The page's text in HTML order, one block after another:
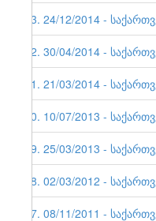
23. 24/12/2014 -
22. 30/04/2014 -
21. 21/03/2014 -
20. 10/07/2013 -
19. 25/03/2013 -
18. 02/03/2012 -
17. 08/11/2011 -